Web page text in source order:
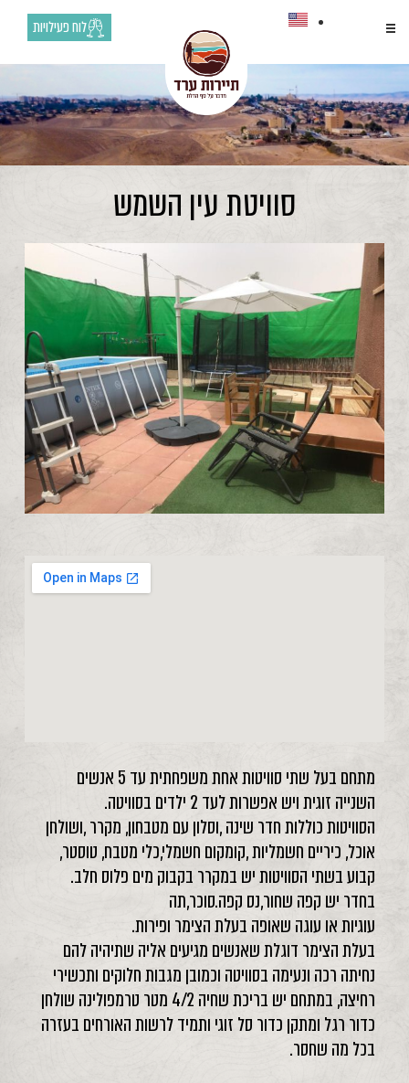
לוח פעילויות
סוויטת עין השמש
מתחם בעל שתי סוויטות אחת משפחתית עד 5 אנשים
השנייה זוגית ויש אפשרות לעד 2 ילדים בסוויטה.
הסוויטות כוללות חדר שינה ,וסלון עם מטבחון, מקרר ,ושולחן
אוכל, כיריים חשמליות ,קומקום חשמלי,כלי מטבח, טוסטר,
קבוע בשתי הסוויטות יש במקרר בקבוק מים פלוס חלב.
בחדר יש קפה שחור,נס קפה.סוכר,תה
עוגיות או עוגה שאופה בעלת הצימר ופירות.
בעלת הצימר דוגלת שאנשים מגיעים אליה שתיהיה להם
נחיתה רכה ונעימה בסוויטה וכמובן מגבות חלוקים ותכשירי
רחיצה, במתחם יש בריכת שחיה 4/2 מטר טרמפולינה שולחן
כדור רגל ומתקן כדור סל זוגי ותמיד לרשות האורחים בעזרה
בכל מה שחסר.